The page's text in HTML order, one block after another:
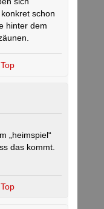
schon
hinter dem
„heimspiel“
das kommt.